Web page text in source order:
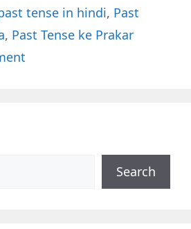
tense in hindi, Past
, Past Tense ke Prakar
Search